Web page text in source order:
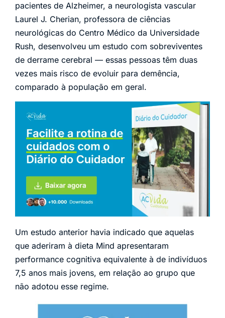
pacientes de Alzheimer, a neurologista vascular
Laurel J. Cherian, professora de ciências
neurológicas do Centro Médico da Universidade
Rush, desenvolveu um estudo com sobreviventes
de derrame cerebral — essas pessoas têm duas
vezes mais risco de evoluir para demência,
comparado à população em geral.
Um estudo anterior havia indicado que aquelas
que aderiram à dieta Mind apresentaram
performance cognitiva equivalente à de indivíduos
7,5 anos mais jovens, em relação ao grupo que
não adotou esse regime.